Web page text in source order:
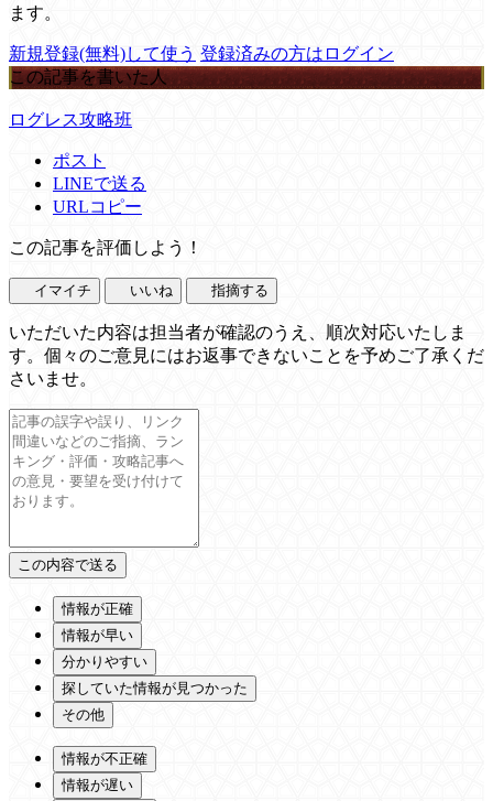
ます。
新規登録(無料)して使う 登録済みの方はログイン
この記事を書いた人
ログレス攻略班
ポスト
LINEで送る
URLコピー
この記事を評価しよう！
イマイチ いいね 指摘する
いただいた内容は担当者が確認のうえ、順次対応いたしま
す。個々のご意見にはお返事できないことを予めご了承くだ
さいませ。
情報が正確
情報が早い
分かりやすい
探していた情報が見つかった
その他
情報が不正確
情報が遅い